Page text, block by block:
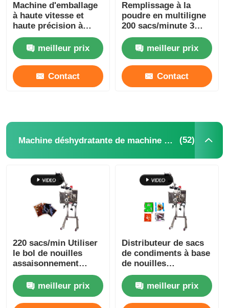
Machine d'emballage
à haute vitesse et
haute précision à
plusieurs voies pour
matériaux en poudre
meilleur prix
Contact
Remplissage à la
poudre en multiligne
200 sacs/minute 3
phases automatiques
meilleur prix
Contact
Machine déshydratante de machine à mettre sous enveloppe (52)
220 sacs/min Utiliser
le bol de nouilles
assaisonnement
emballage
distributeur en acier
inoxydable
meilleur prix
Distributeur de sacs
de condiments à base
de nouilles
instantanées 200-
220V à phase unique
100 paquets/minute
meilleur prix